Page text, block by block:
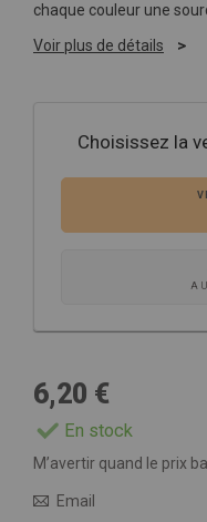
chaque couleur une
Voir plus de détails
Choisissez la
6,20 €
En stock
M’avertir quand le prix
Email